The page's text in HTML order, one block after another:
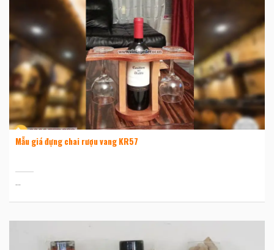
Mẫu giá đựng chai rượu vang KR57
...